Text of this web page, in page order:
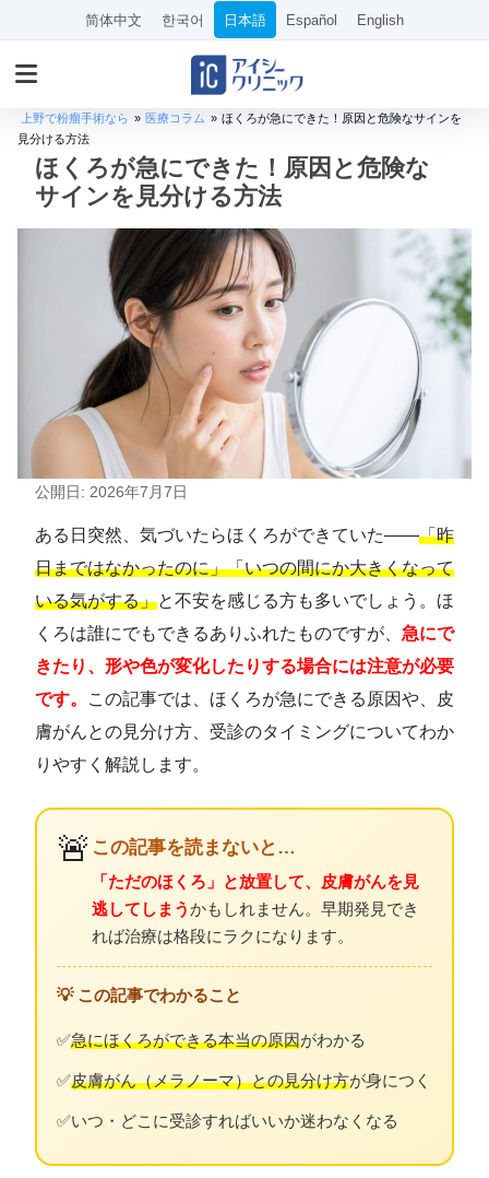
简体中文 한국어 日本語 Español English
上野で粉瘤手術なら » 医療コラム » ほくろが急にできた！原因と危険なサインを
見分ける方法
ほくろが急にできた！原因と危険な
サインを見分ける方法
公開日: 2026年7月7日
ある日突然、気づいたらほくろができていた――「昨
日まではなかったのに」「いつの間にか大きくなって
いる気がする」と不安を感じる方も多いでしょう。ほ
くろは誰にでもできるありふれたものですが、 急にで
きたり、形や色が変化したりする場合には注意が必要
です。
この記事では、ほくろが急にできる原因や、皮
膚がんとの見分け方、受診のタイミングについてわか
りやすく解説します。
🚨 この記事を読まないと…
「ただのほくろ」と放置して、皮膚がんを見
逃してしまうかもしれません。早期発見でき
れば治療は格段にラクになります。
💡 この記事でわかること
✅急にほくろができる本当の原因がわかる
✅皮膚がん（メラノーマ）との見分け方が身につく
✅いつ・どこに受診すればいいか迷わなくなる